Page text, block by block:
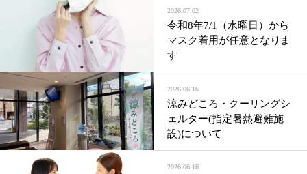
2026.07.02
令和8年7/1（水曜日）から
マスク着用が任意となりま
す
2026.06.16
涼みどころ・クーリングシ
ェルター(指定暑熱避難施
設)について
2026.06.16